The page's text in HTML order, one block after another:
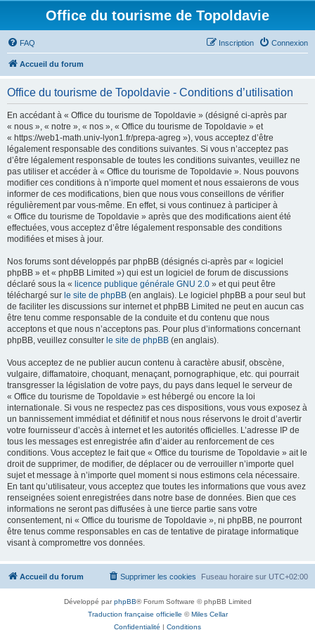
Office du tourisme de Topoldavie
FAQ Connexion
Inscription
Accueil du forum
Office du tourisme de Topoldavie - Conditions d’utilisation
En accédant à « Office du tourisme de Topoldavie » (désigné ci-après par
« nous », « notre », « nos », « Office du tourisme de Topoldavie » et
« https://web1-math.univ-lyon1.fr/prepa-agreg »), vous acceptez d’être
légalement responsable des conditions suivantes. Si vous n’acceptez pas
d’être légalement responsable de toutes les conditions suivantes, veuillez ne
pas utiliser et accéder à « Office du tourisme de Topoldavie ». Nous pouvons
modifier ces conditions à n’importe quel moment et nous essaierons de vous
informer de ces modifications, bien que nous vous conseillons de vérifier
régulièrement par vous-même. En effet, si vous continuez à participer à
« Office du tourisme de Topoldavie » après que des modifications aient été
effectuées, vous acceptez d’être légalement responsable des conditions
modifiées et mises à jour.
Nos forums sont développés par phpBB (désignés ci-après par « logiciel
phpBB » et « phpBB Limited ») qui est un logiciel de forum de discussions
déclaré sous la « licence publique générale GNU 2.0 » et qui peut être
téléchargé sur le site de phpBB (en anglais). Le logiciel phpBB a pour seul but
de faciliter les discussions sur internet et phpBB Limited ne peut en aucun cas
être tenu comme responsable de la conduite et du contenu que nous
acceptons et que nous n’acceptons pas. Pour plus d’informations concernant
phpBB, veuillez consulter le site de phpBB (en anglais).
Vous acceptez de ne publier aucun contenu à caractère abusif, obscène,
vulgaire, diffamatoire, choquant, menaçant, pornographique, etc. qui pourrait
transgresser la législation de votre pays, du pays dans lequel le serveur de
« Office du tourisme de Topoldavie » est hébergé ou encore la loi
internationale. Si vous ne respectez pas ces dispositions, vous vous exposez à
un bannissement immédiat et définitif et nous nous réservons le droit d’avertir
votre fournisseur d’accès à internet et les autorités officielles. L’adresse IP de
tous les messages est enregistrée afin d’aider au renforcement de ces
conditions. Vous acceptez le fait que « Office du tourisme de Topoldavie » ait le
droit de supprimer, de modifier, de déplacer ou de verrouiller n’importe quel
sujet et message à n’importe quel moment si nous estimons cela nécessaire.
En tant qu’utilisateur, vous acceptez que toutes les informations que vous avez
renseignées soient enregistrées dans notre base de données. Bien que ces
informations ne seront pas diffusées à une tierce partie sans votre
consentement, ni « Office du tourisme de Topoldavie », ni phpBB, ne pourront
être tenus comme responsables en cas de tentative de piratage informatique
visant à compromettre vos données.
Accueil du forum Fuseau horaire sur UTC+02:00
Supprimer les cookies
Développé parphpBB® Forum Software © phpBB Limited
Traduction française officielle ©Miles Cellar
Confidentialité | Conditions